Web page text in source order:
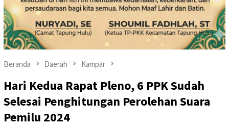
Beranda Daerah Kampar
Hari Kedua Rapat Pleno, 6 PPK Sudah
Selesai Penghitungan Perolehan Suara
Pemilu 2024